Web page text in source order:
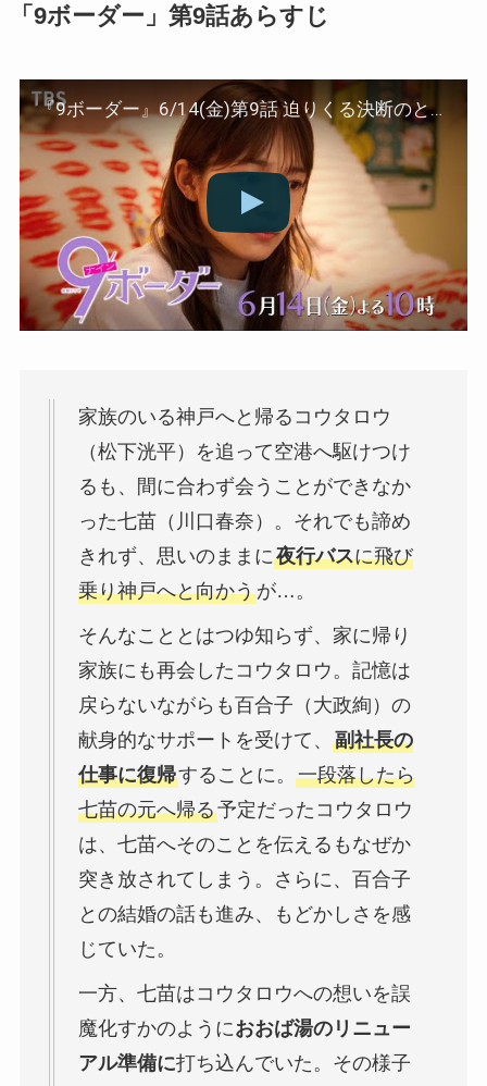
「9ボーダー」第9話あらすじ
『9ボーダー』6/14(金)第9話 迫りくる決断のとき！選択する答えは…？【TBS】
家族のいる神戸へと帰るコウタロウ
（松下洸平）を追って空港へ駆けつけ
るも、間に合わず会うことができなか
った七苗（川口春奈）。それでも諦め
きれず、思いのままに夜行バスに飛び
乗り神戸へと向かうが…。
そんなこととはつゆ知らず、家に帰り
家族にも再会したコウタロウ。記憶は
戻らないながらも百合子（大政絢）の
献身的なサポートを受けて、 副社長の
仕事に復帰することに。 一段落したら
七苗の元へ帰る予定だったコウタロウ
は、七苗へそのことを伝えるもなぜか
突き放されてしまう。さらに、百合子
との結婚の話も進み、もどかしさを感
じていた。
一方、七苗はコウタロウへの想いを誤
魔化すかのようにおおば湯のリニュー
アル準備に打ち込んでいた。その様子